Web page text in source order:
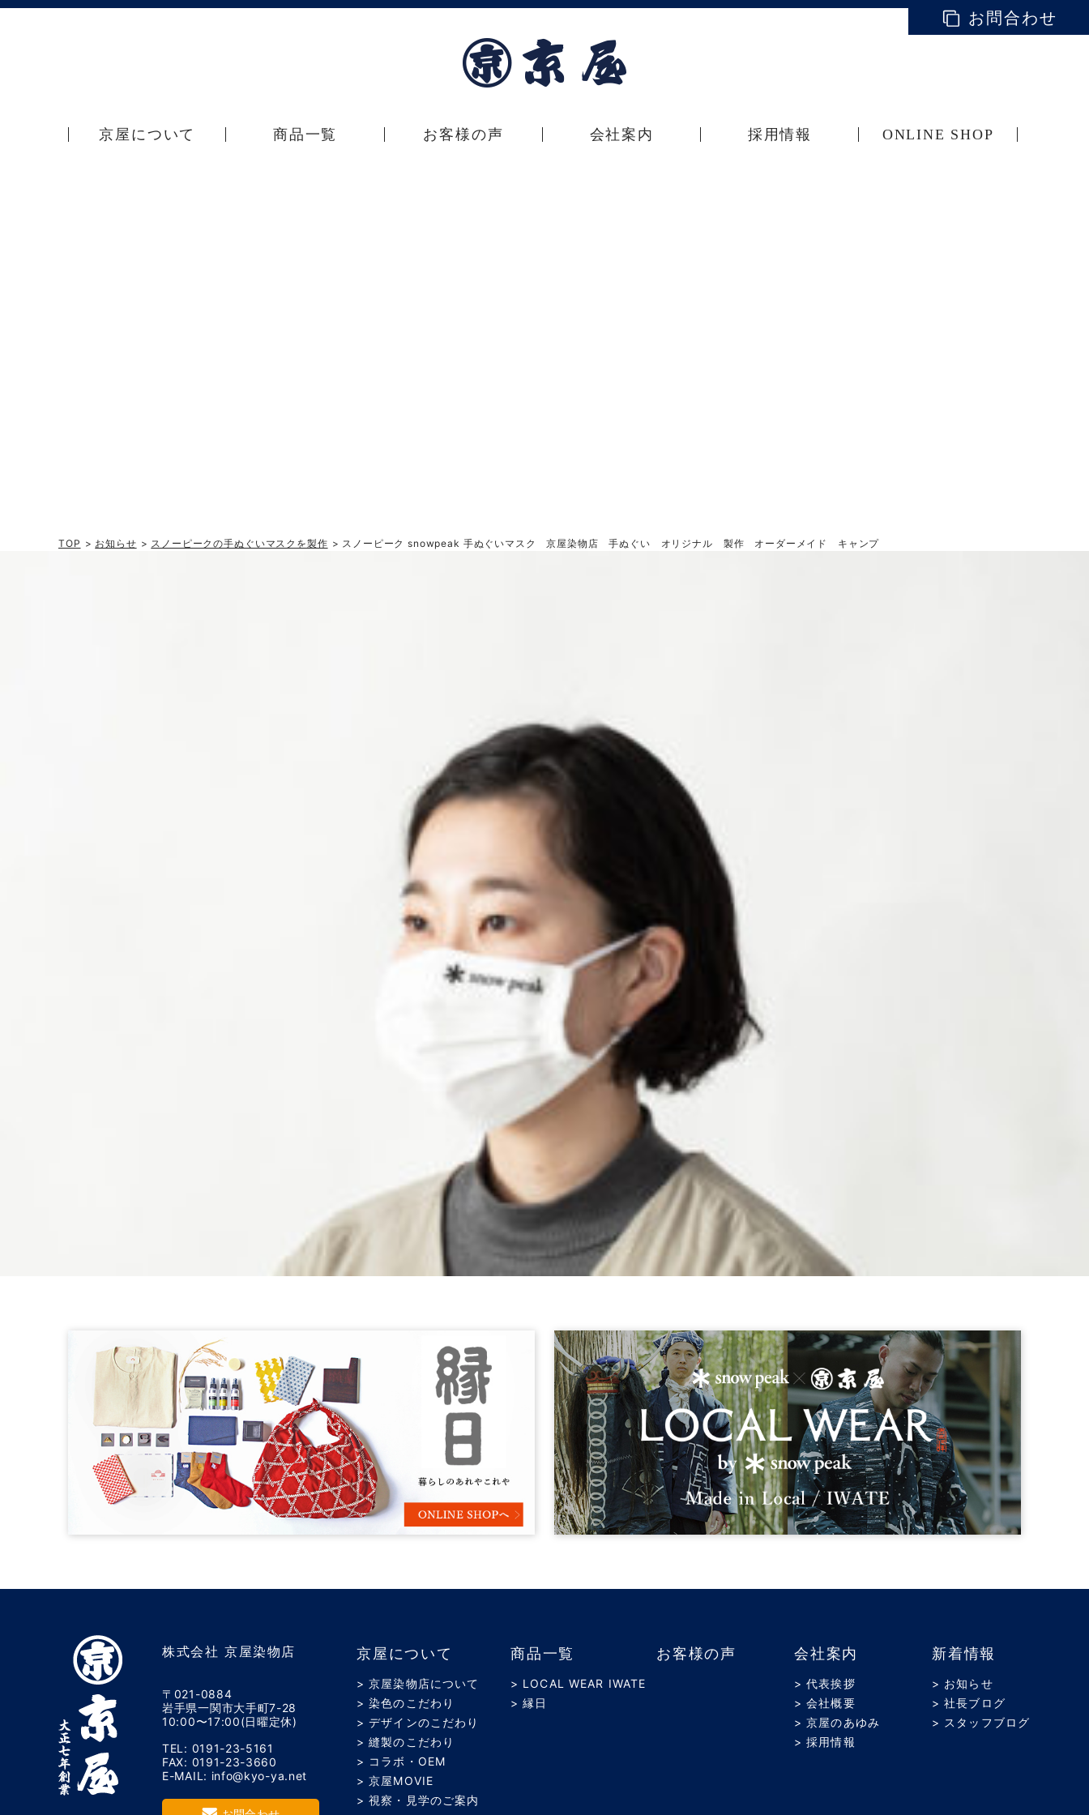
お問合わせ
京屋について 商品一覧 お客様の声 会社案内 採用情報 ONLINE SHOP
TOP > お知らせ > スノーピークの手ぬぐいマスクを製作 > スノーピーク snowpeak 手ぬぐいマスク 京屋染物店 手ぬぐい オリジナル 製作 オーダーメイド キャンプ
株式会社 京屋染物店
〒021-0884
岩手県一関市大手町7-28
10:00〜17:00(日曜定休)
TEL: 0191-23-5161
FAX: 0191-23-3660
E-MAIL: info@kyo-ya.net
京屋について
> 京屋染物店について
> 染色のこだわり
> デザインのこだわり
> 縫製のこだわり
> コラボ・OEM
> 京屋MOVIE
> 視察・見学のご案内
商品一覧
> LOCAL WEAR IWATE
> 縁日
お客様の声 会社案内
> 代表挨拶
> 会社概要
> 京屋のあゆみ
> 採用情報
新着情報
> お知らせ
> 社長ブログ
> スタッフブログ